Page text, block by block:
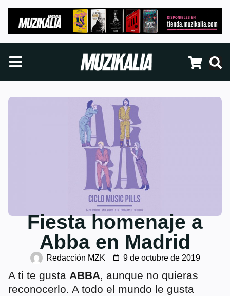
Fiesta homenaje a
Abba en Madrid
Redacción MZK 9 de octubre de 2019
A ti te gusta ABBA, aunque no quieras
reconocerlo. A todo el mundo le gusta